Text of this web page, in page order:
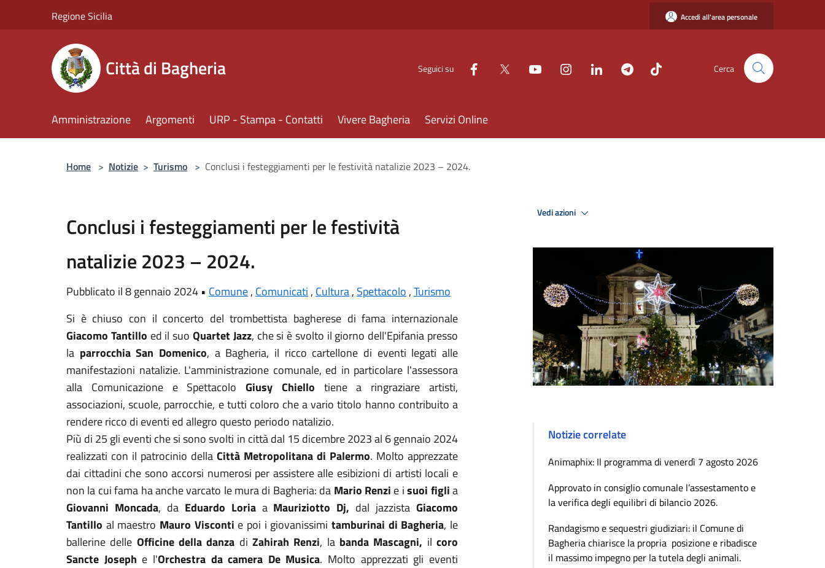
Regione Sicilia Accedi all'area personale
Città di Bagheria Seguici su Cerca
Amministrazione Argomenti URP - Stampa - Contatti Vivere Bagheria Servizi Online
Home > Notizie > Turismo > Conclusi i festeggiamenti per le festività natalizie 2023 – 2024.
Conclusi i festeggiamenti per le festività
natalizie 2023 – 2024.
Pubblicato il 8 gennaio 2024 • Comune, Comunicati , Cultura, Spettacolo ,Turismo
Si è chiuso con il concerto del trombettista bagherese di fama internazionale
Giacomo Tantillo ed il suo Quartet Jazz, che si è svolto il giorno dell'Epifania presso
la parrocchia San Domenico, a Bagheria, il ricco cartellone di eventi legati alle
manifestazioni natalizie. L'amministrazione comunale, ed in particolare l'assessora
alla Comunicazione e SpettacoloGiusy Chiello tiene a ringraziare artisti,
associazioni, scuole, parrocchie, e tutti coloro che a vario titolo hanno contribuito a
rendere ricco di eventi ed allegro questo periodo natalizio.
Più di 25 gli eventi che si sono svolti in città dal 15 dicembre 2023 al 6 gennaio 2024
realizzati con il patrocinio della Città Metropolitana di Palermo. Molto apprezzate
dai cittadini che sono accorsi numerosi per assistere alle esibizioni di artisti locali e
non la cui fama ha anche varcato le mura di Bagheria: da Mario Renzi e isuoi figlia
Giovanni Moncada, da Eduardo Loriaa Mauriziotto Dj, dal jazzistaGiacomo
Tantillo al maestro Mauro Visconti e poi i giovanissimitamburinai di Bagheria, le
ballerine delle Officine della danza diZahirah Renzi, labanda Mascagni, ilcoro
Sancte Joseph e l'Orchestra da camera De Musica. Molto apprezzati gli eventi
Vedi azioni
Notizie correlate
Animaphix: Il programma di venerdì 7 agosto 2026
Approvato in consiglio comunale l’assestamento e
la verifica degli equilibri di bilancio 2026.
Randagismo e sequestri giudiziari: il Comune di
Bagheria chiarisce la propria posizione e ribadisce
il massimo impegno per la tutela degli animali.